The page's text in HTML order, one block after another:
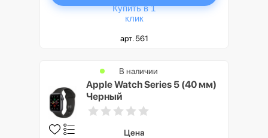
Купить в 1
клик
арт. 561
Apple Watch Series 5 (40 мм)
Черный
В наличии
Цена